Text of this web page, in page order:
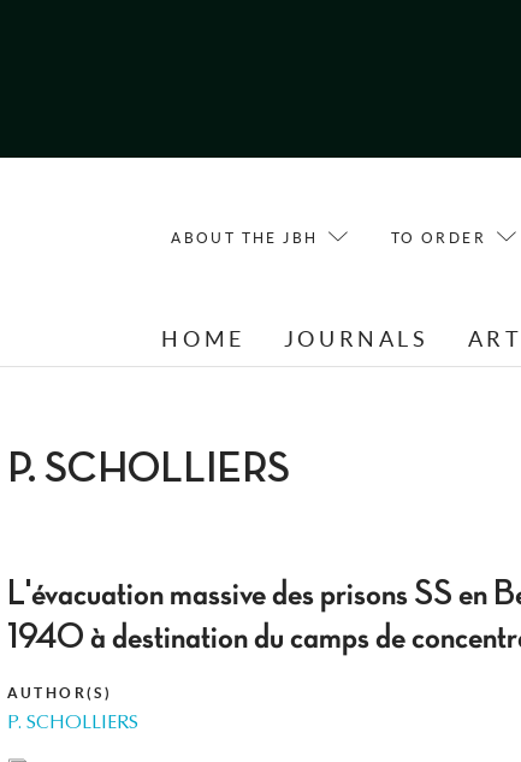
ABOUT THE JBH TO ORDER
HOME JOURNALS
P. SCHOLLIERS
L'évacuation massive des prisons SS en
1940 à destination du camps de
AUTHOR(S)
P. SCHOLLIERS